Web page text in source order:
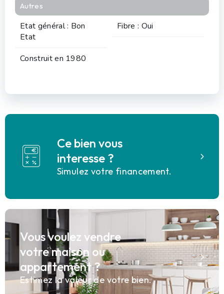
Autres
Etat général : Bon
Etat
Fibre : Oui
Construit en 1980
Ce bien vous
interesse ?
Simulez votre financement.
Vous voulez vendre
votre maison ou
appartement ?
Estimez la valeur de votre bien.